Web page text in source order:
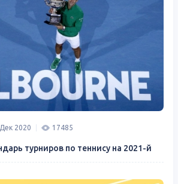
2020 17485
турниров по теннису на 2021-й